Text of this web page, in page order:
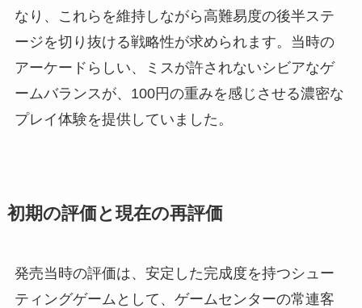
なり、これらを維持しながら高難易度の後半ステ
ージを切り抜ける戦略性が求められます。当時の
アーケードらしい、ミスが許されないシビアなゲ
ームバランスが、100円の重みを感じさせる濃密な
プレイ体験を提供していました。
初期の評価と現在の再評価
発売当時の評価は、安定した完成度を持つシュー
ティングゲームとして、ゲームセンターの常連客